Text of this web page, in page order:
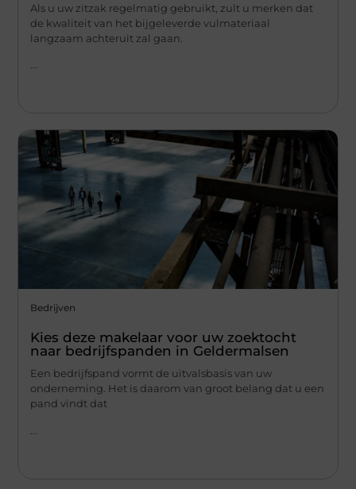
Als u uw zitzak regelmatig gebruikt, zult u merken dat
de kwaliteit van het bijgeleverde vulmateriaal
langzaam achteruit zal gaan.
Bedrijven
Kies deze makelaar voor uw zoektocht
naar bedrijfspanden in Geldermalsen
Een bedrijfspand vormt de uitvalsbasis van uw
onderneming. Het is daarom van groot belang dat u een
pand vindt dat